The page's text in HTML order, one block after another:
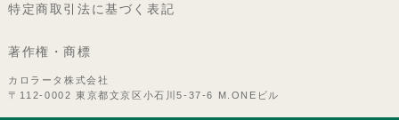
特定商取引法に基づく表記
著作権・商標
カロラータ株式会社
〒112-0002 東京都文京区小石川5-37-6 M.ONEビル